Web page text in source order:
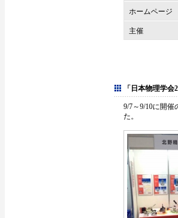
ホームページ
主催
「日本物理学
9/7～9/10に開
た。